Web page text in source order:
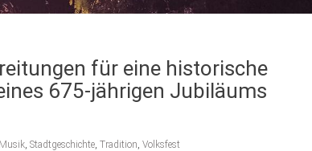
für eine historische
675-jährigen Jubiläums
Musik Stadtgeschichte Tradition Volksfest